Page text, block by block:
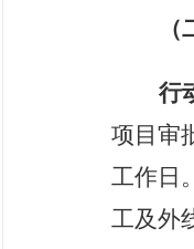
行
项目审
工作日
工及外